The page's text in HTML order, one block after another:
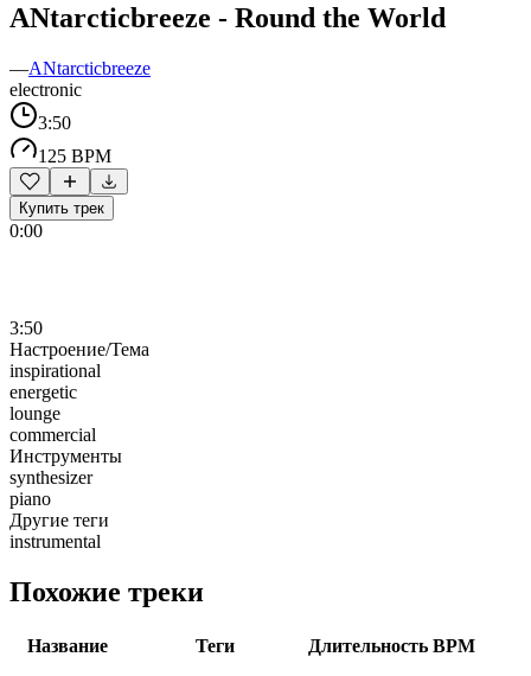
ANtarcticbreeze - Round the World
—ANtarcticbreeze
electronic
3:50
125 BPM
Купить трек
0:00
3:50
Настроение/Тема
inspirational
energetic
lounge
commercial
Инструменты
synthesizer
piano
Другие теги
instrumental
Похожие треки
Название Теги Длительность BPM